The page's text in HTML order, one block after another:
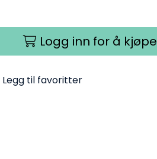
Logg inn for å kjøpe
Legg til favoritter